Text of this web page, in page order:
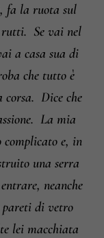
fa la ruota sul
rutti. Se vai nel
a casa sua di
che tutto è
corsa. Dice che
La mia
e, in
una serra
neanche
di vetro
lei macchiata